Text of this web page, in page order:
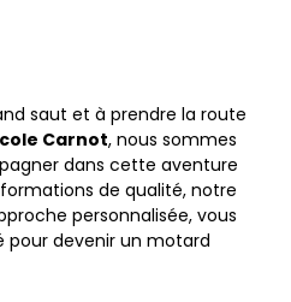
saut et à prendre la route
Carnot, nous sommes
dans cette aventure
de qualité, notre
personnalisée, vous
pour devenir un motard